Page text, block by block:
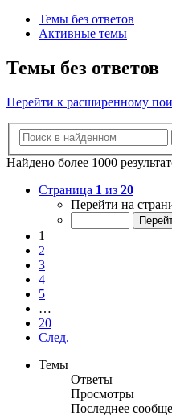
Темы без ответов
Активные темы
Темы без ответов
Перейти к расширенному
Найдено более 1000
Страница 1 из 20
Перейти на
1
2
3
4
5
…
20
След.
Темы
Ответы
Просмотры
Последнее